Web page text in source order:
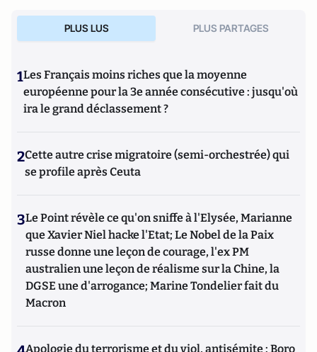
(toujours) l'Europe ?(éditions de La Documentation
Française, 2014) etHistoire d’une révolution électorale
PLUS LUS PLUS PARTAGES
1Les Français moins riches que la moyenne
européenne pour la 3e année consécutive : jusqu'où
ira le grand déclassement ?
2Cette autre crise migratoire (semi-orchestrée) qui
se profile après Ceuta
3Le Point révèle ce qu'on sniffe à l'Elysée, Marianne
que Xavier Niel hacke l'Etat; Le Nobel de la Paix
russe donne une leçon de courage, l'ex PM
australien une leçon de réalisme sur la Chine, la
DGSE une d'arrogance; Marine Tondelier fait du
Macron
Apologie du terrorisme et du viol, antisémite : Boro